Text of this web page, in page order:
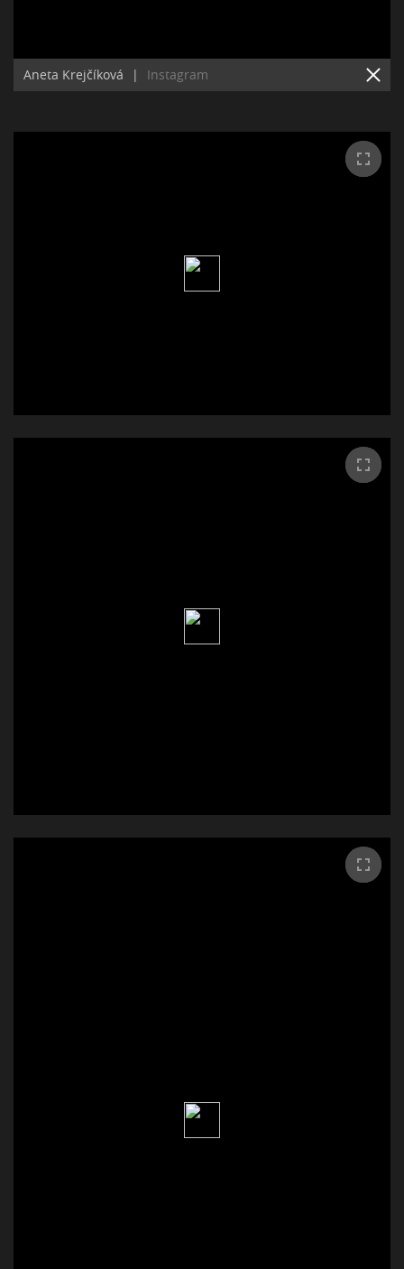
Aneta Krejčíková | Instagram